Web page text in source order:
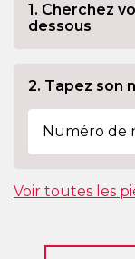
1. Cherchez
dessous
2. Tapez son
Voir toutes les